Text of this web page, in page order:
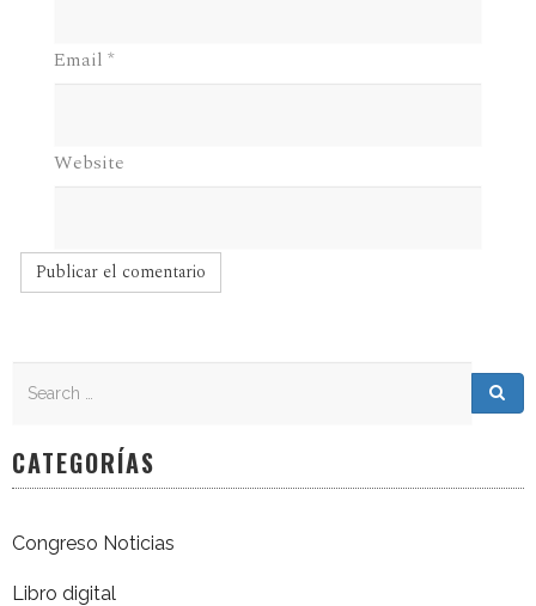
Email *
Website
CATEGORÍAS
Congreso Noticias
Libro digital